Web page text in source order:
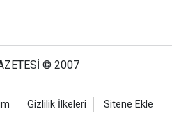
© 2007
Gizlilik İlkeleri Sitene Ekle